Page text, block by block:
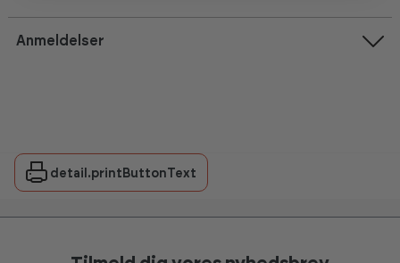
Anmeldelser
detail.printButtonText